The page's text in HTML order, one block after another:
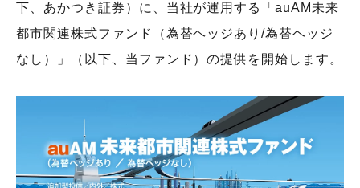
会社概要
サービス案内
人権に関する方針
下、あかつき証券）に、当社が運用する「auAM未来
都市関連株式ファンド（為替ヘッジあり/為替ヘッジ
なし）」（以下、当ファンド）の提供を開始します。